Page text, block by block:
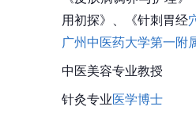
用初探》、《针刺胃经
广州中医药大学第一附
中医美容专业教授
针灸专业医学博士